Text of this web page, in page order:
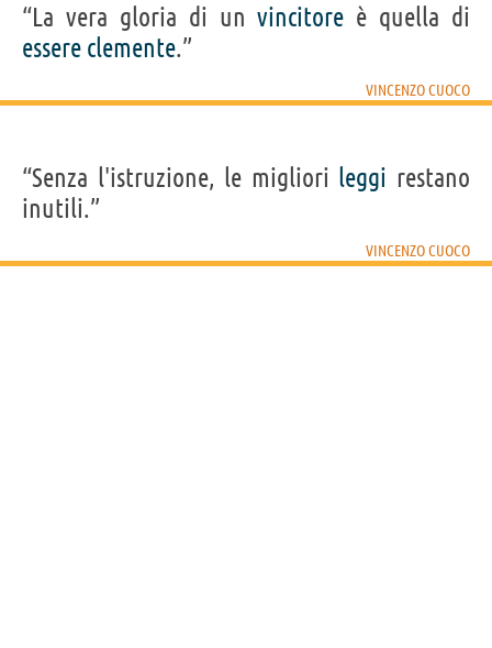
IDENTIKIT E DATI ANAGRAFICI
Vincenzo
Cognome Cuoco
Sesso maschile
LIBRI DI VINCENZO CUOCO
“La vera gloria di unvincitore è quella di
essere clemente.”
VINCENZO CUOCO
“Senza l'istruzione, le migliori leggi restano
inutili.”
VINCENZO CUOCO